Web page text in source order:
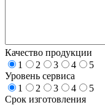
Качество продукции
1
2 3 4
5
Уровень сервиса
1
2 3 4
5
Срок изготовления